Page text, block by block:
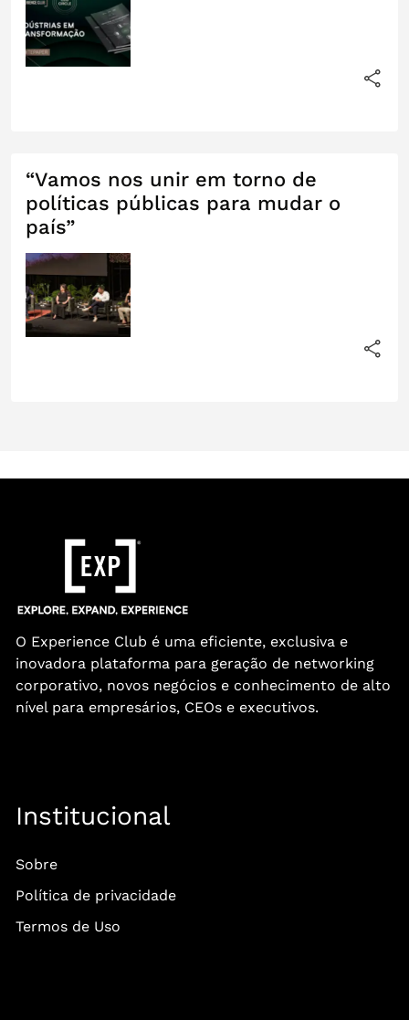
“Vamos nos unir em torno de
políticas públicas para mudar o
país”
O Experience Club é uma eficiente, exclusiva e
inovadora plataforma para geração de networking
corporativo, novos negócios e conhecimento de alto
nível para empresários, CEOs e executivos.
Institucional
Sobre
Política de privacidade
Termos de Uso